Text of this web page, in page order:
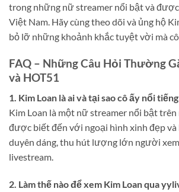
trong những nữ streamer nổi bật và
Việt Nam. Hãy cùng theo dõi và ủng hộ
bỏ lỡ những khoảnh khắc tuyệt vời mà cô
FAQ – Những Câu Hỏi Thường
và HOT51
1. Kim Loan là ai và tại sao cô ấy nổi
Kim Loan là một nữ streamer nổi bật
được biết đến với ngoại hình xinh đẹp và
duyên dáng, thu hút lượng lớn người
livestream.
2. Làm thế nào để xem Kim Loan qua